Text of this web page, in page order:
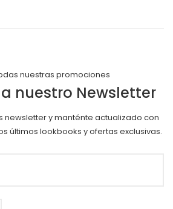
nuestras promociones
nuestro Newsletter
newsletter y manténte actualizado con
últimos lookbooks y ofertas exclusivas.